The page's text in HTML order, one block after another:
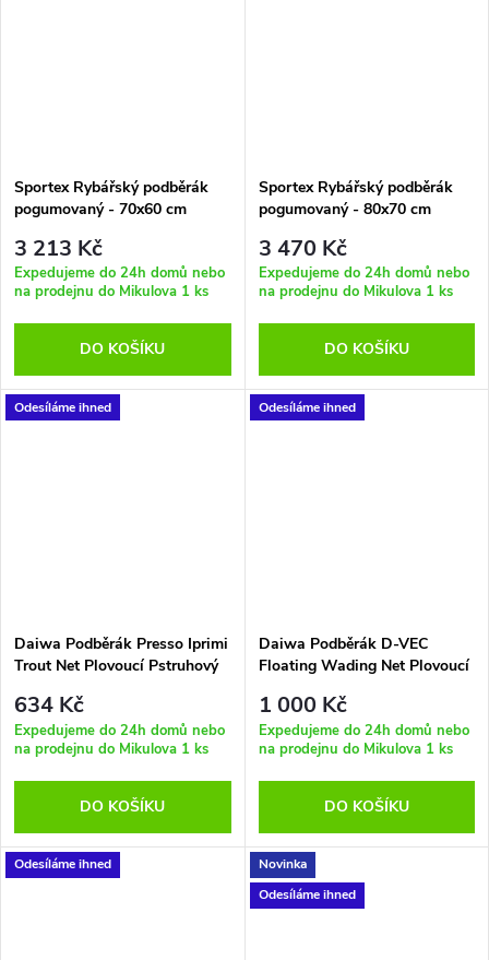
Sportex Rybářský podběrák
pogumovaný - 70x60 cm
3 213 Kč
Expedujeme do 24h domů nebo
na prodejnu do Mikulova 1 ks
DO KOŠÍKU
Sportex Rybářský podběrák
pogumovaný - 80x70 cm
3 470 Kč
Expedujeme do 24h domů nebo
na prodejnu do Mikulova 1 ks
DO KOŠÍKU
Odesíláme ihned
Daiwa Podběrák Presso Iprimi
Trout Net Plovoucí Pstruhový
634 Kč
Expedujeme do 24h domů nebo
na prodejnu do Mikulova 1 ks
DO KOŠÍKU
Odesíláme ihned
Daiwa Podběrák D-VEC
Floating Wading Net Plovoucí
1 000 Kč
Expedujeme do 24h domů nebo
na prodejnu do Mikulova 1 ks
DO KOŠÍKU
Odesíláme ihned
Novinka
Odesíláme ihned